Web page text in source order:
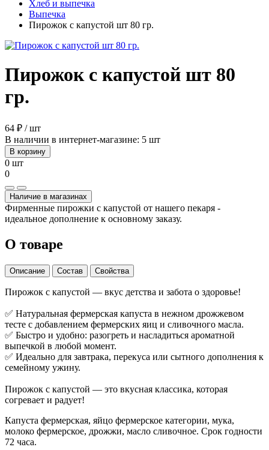
Хлеб и выпечка
Выпечка
Пирожок с капустой шт 80 гр.
Пирожок с капустой шт 80
гр.
64 ₽ / шт
В наличии в интернет-магазине: 5 шт
В корзину
0 шт
0
Наличие в магазинах
Фирменные пирожки с капустой от нашего пекаря -
идеальное дополнение к основному заказу.
О товаре
Описание Состав Свойства
Пирожок с капустой — вкус детства и забота о здоровье!
✅ Натуральная фермерская капуста в нежном дрожжевом
тесте с добавлением фермерских яиц и сливочного масла.
✅ Быстро и удобно: разогреть и насладиться ароматной
выпечкой в любой момент.
✅ Идеально для завтрака, перекуса или сытного дополнения к
семейному ужину.
Пирожок с капустой — это вкусная классика, которая
согревает и радует!
Капуста фермерская, яйцо фермерское категории, мука,
молоко фермерское, дрожжи, масло сливочное. Срок годности
72 часа.